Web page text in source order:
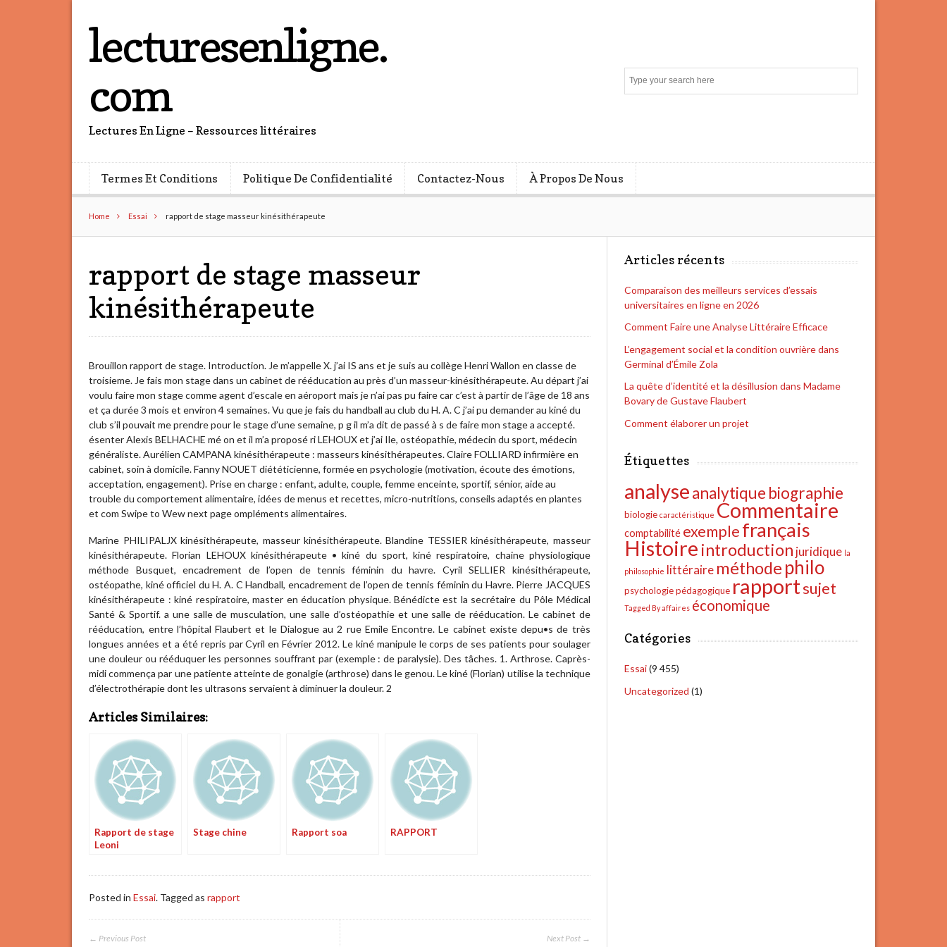
lecturesenligne.
com
Lectures En Ligne – Ressources littéraires
e
Termes Et Conditions Politique De Confidentialité Contactez-Nous À Propos De Nous
Home Essai rapport de stage masseur kinésithérapeute
rapport de stage masseur
kinésithérapeute
Brouillon rapport de stage. Introduction. Je m’appelle X. j’ai IS ans et je suis au collège Henri Wallon en classe de
troisieme. Je fais mon stage dans un cabinet de rééducation au près d’un masseur-kinésithérapeute. Au départ j’ai
voulu faire mon stage comme agent d’escale en aéroport mais je n’ai pas pu faire car c’est à partir de l’âge de 18 ans
et ça durée 3 mois et environ 4 semaines. Vu que je fais du handball au club du H. A. C j’ai pu demander au kiné du
club s’il pouvait me prendre pour le stage d’une semaine, p g il m’a dit de passé à s de faire mon stage a accepté.
ésenter Alexis BELHACHE mé on et il m’a proposé ri LEHOUX et j’ai Ile, ostéopathie, médecin du sport, médecin
généraliste. Aurélien CAMPANA kinésithérapeute : masseurs kinésithérapeutes. Claire FOLLIARD infirmière en
cabinet, soin à domicile. Fanny NOUET diététicienne, formée en psychologie (motivation, écoute des émotions,
acceptation, engagement). Prise en charge : enfant, adulte, couple, femme enceinte, sportif, sénior, aide au
trouble du comportement alimentaire, idées de menus et recettes, micro-nutritions, conseils adaptés en plantes
et com Swipe to Wew next page ompléments alimentaires.
Marine PHILIPALJX kinésithérapeute, masseur kinésithérapeute. Blandine TESSIER kinésithérapeute, masseur
kinésithérapeute. Florian LEHOUX kinésithérapeute • kiné du sport, kiné respiratoire, chaine physiologique
méthode Busquet, encadrement de l’open de tennis féminin du havre. Cyril SELLIER kinésithérapeute,
ostéopathe, kiné officiel du H. A. C Handball, encadrement de l’open de tennis féminin du Havre. Pierre JACQUES
kinésithérapeute : kiné respiratoire, master en éducation physique. Bénédicte est la secrétaire du Pôle Médical
Santé & Sportif. a une salle de musculation, une salle d’ostéopathie et une salle de rééducation. Le cabinet de
rééducation, entre l’hôpital Flaubert et le Dialogue au 2 rue Emile Encontre. Le cabinet existe depu•s de très
longues années et a été repris par Cyril en Février 2012. Le kiné manipule le corps de ses patients pour soulager
une douleur ou rééduquer les personnes souffrant par (exemple : de paralysie). Des tâches. 1. Arthrose. Caprès-
midi commença par une patiente atteinte de gonalgie (arthrose) dans le genou. Le kiné (Florian) utilise la technique
d’électrothérapie dont les ultrasons servaient à diminuer la douleur. 2
Articles Similaires:
Rapport de stage
Leoni
Stage chine Rapport soa RAPPORT
Posted inEssai. Tagged asrapport
Next Post →
← Previous Post
Articles récents
Comparaison des meilleurs services d’essais
universitaires en ligne en 2026
Comment Faire une Analyse Littéraire Efficace
L’engagement social et la condition ouvrière dans
Germinal d’Émile Zola
La quête d’identité et la désillusion dans Madame
Bovary de Gustave Flaubert
Comment élaborer un projet
Étiquettes
analyseanalytique biographie
biologie caractéristique Commentaire
comptabilité exemplefrançais
Histoire introduction juridique la
philosophie littéraire méthode philo
psychologie pédagogique rapportsujet
Tagged By affaires économique
Catégories
Essai(9 455)
Uncategorized (1)